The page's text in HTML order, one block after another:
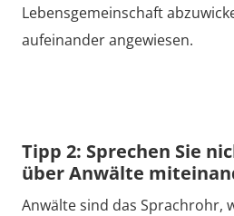
Lebensgemeinschaft
aufeinander angewiesen.
Tipp 2: Sprechen Sie
über Anwälte
Anwälte sind das Sprachrohr,